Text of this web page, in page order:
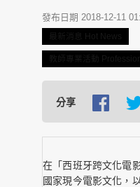
發布日期 2018-12-11
最新消息 Hot News
教師專業活動
分享
在「西班牙跨文化電
國家現今電影文化，